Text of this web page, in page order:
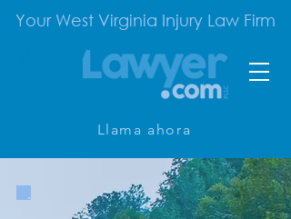
Llama ahora
Your West Virginia Injury Law Firm